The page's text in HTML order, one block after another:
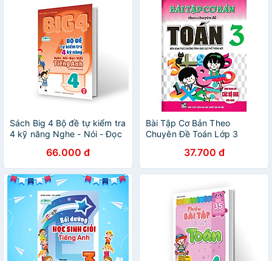
Sách Big 4 Bộ đề tự kiểm tra
4 kỹ năng Nghe - Nói - Đọc
Tiếng Anh lớp 4 tập 1
(Global)
66.000 đ
Bài Tập Cơ Bản Theo
Chuyên Đề Toán Lớp 3
SGK Hiện Hành)
37.700 đ